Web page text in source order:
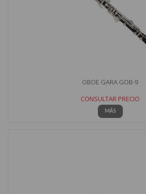
OBOE GARA GOB-9
CONSULTAR PRECIO
MÁS